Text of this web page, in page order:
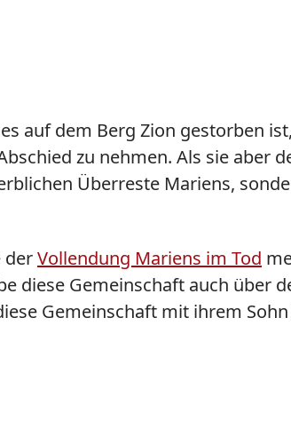
auf dem Berg Zion gestorben
zu nehmen. Als sie aber
Überreste Mariens,
derVollendung Mariens im Tod
Gemeinschaft auch über
Gemeinschaft mit ihrem